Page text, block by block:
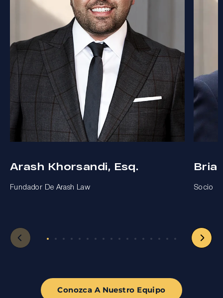
Arash Khorsandi, Esq.
Fundador De Arash Law Socio
Conozca A Nuestro Equipo